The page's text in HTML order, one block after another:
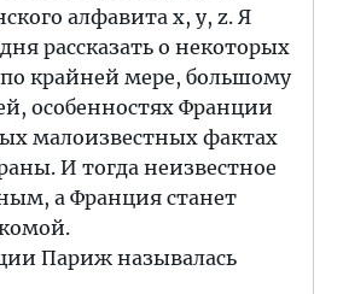
алфавита x, y, z. Я
рассказать о некоторых
крайней мере, большому
особенностях Франции
малоизвестных фактах
И тогда неизвестное
а Франция станет
Париж называлась